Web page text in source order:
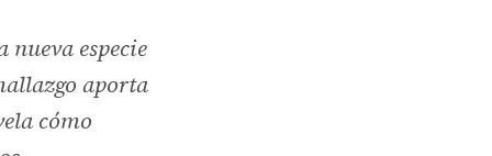
especie
aporta
cómo